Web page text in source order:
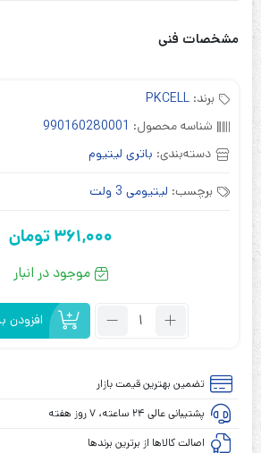
مشخصات فنی
برند: PKCELL
شناسه محصول: 990160280001
دسته‌بندی: باتری لیتیوم
برچسب: لیتیومی 3 ولت
361,000 تومان
موجود در انبار
تعداد:
مدل
P2
ولتاژ
افزودن
تضمین بهترین قیمت بازار
پشتیبانی عالی ۲۴ ساعته، ۷ روز هفته
اصالت کالاها از برترین برندها